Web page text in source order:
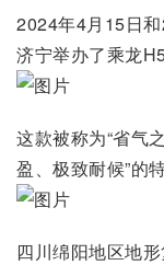
2024年4月15日
济宁举办了乘龙
这款被称为“省气
盈、极致耐候”的
四川绵阳地区地